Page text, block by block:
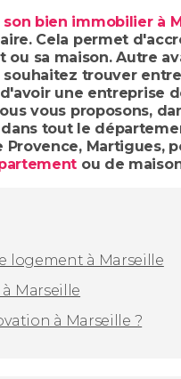
bien immobilier à
Cela permet
sa maison. Autre
trouver
une
vous proposons,
tout le
Provence,
ou de
logement à Marseille
Marseille
à Marseille ?